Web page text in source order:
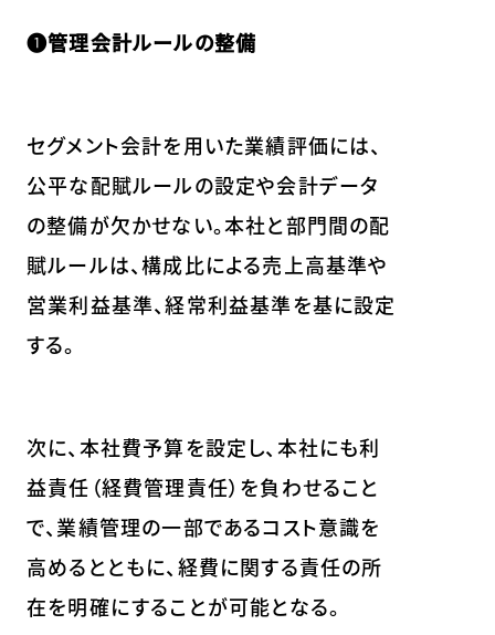
❶管理会計ルールの整備
セグメント会計を用いた業績評価には、
公平な配賦ルールの設定や会計データ
の整備が欠かせない。本社と部門間の配
賦ルールは、構成比による売上高基準や
営業利益基準、経常利益基準を基に設定
する。
次に、本社費予算を設定し、本社にも利
益責任（経費管理責任）を負わせること
で、業績管理の一部であるコスト意識を
高めるとともに、経費に関する責任の所
在を明確にすることが可能となる。